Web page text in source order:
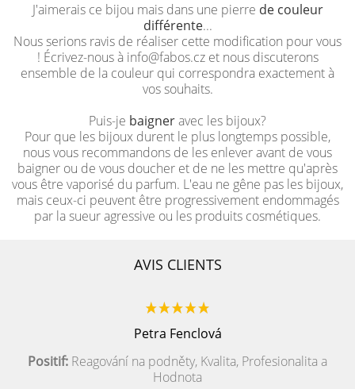
J'aimerais ce bijou mais dans une pierre de couleur
différente...
Nous serions ravis de réaliser cette modification pour vous
! Écrivez-nous à info@fabos.cz et nous discuterons
ensemble de la couleur qui correspondra exactement à
vos souhaits.
Puis-je baigneravec les bijoux?
Pour que les bijoux durent le plus longtemps possible,
nous vous recommandons de les enlever avant de vous
baigner ou de vous doucher et de ne les mettre qu'après
vous être vaporisé du parfum. L'eau ne gêne pas les bijoux,
mais ceux-ci peuvent être progressivement endommagés
par la sueur agressive ou les produits cosmétiques.
AVIS CLIENTS
Petra Fenclová
Positif: Reagování na podněty, Kvalita, Profesionalita a
Hodnota